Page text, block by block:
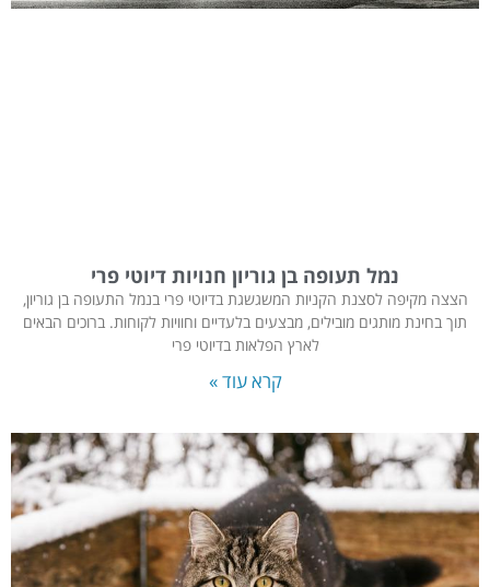
נמל תעופה בן גוריון חנויות דיוטי פרי
הצצה מקיפה לסצנת הקניות המשגשגת בדיוטי פרי בנמל התעופה בן גוריון,
תוך בחינת מותגים מובילים, מבצעים בלעדיים וחוויות לקוחות. ברוכים הבאים
לארץ הפלאות בדיוטי פרי
קרא עוד »